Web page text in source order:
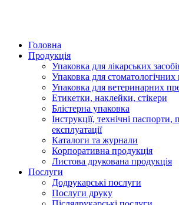
Головна
Продукція
Упаковка для лікарських
Упаковка для стоматологічних
Упаковка для ветеринарних
Етикетки, наклейки, стікери
Блістерна упаковка
Інструкції, технічні паспорти,
експлуатації
Каталоги та журнали
Корпоративна продукція
Листова друкована продукція
Послуги
Додрукарські послуги
Послуги друку